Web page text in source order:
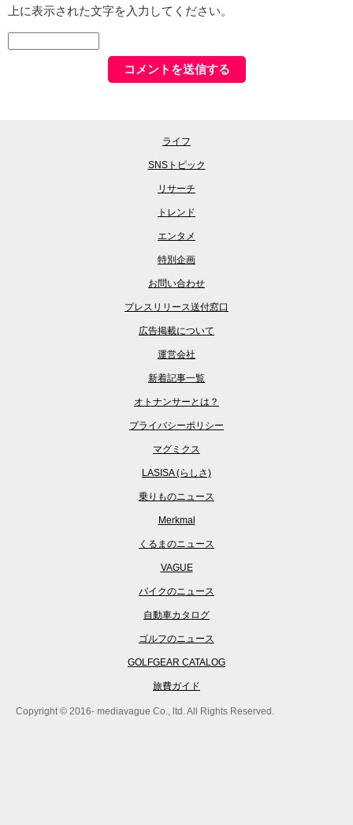
上に表示された文字を入力してください。
ライフ
SNSトピック
リサーチ
トレンド
エンタメ
特別企画
お問い合わせ
プレスリリース送付窓口
広告掲載について
運営会社
新着記事一覧
オトナンサーとは？
プライバシーポリシー
マグミクス
LASISA (らしさ)
乗りものニュース
Merkmal
くるまのニュース
VAGUE
バイクのニュース
自動車カタログ
ゴルフのニュース
GOLFGEAR CATALOG
旅費ガイド
Copyright © 2016- mediavague Co., ltd. All Rights Reserved.